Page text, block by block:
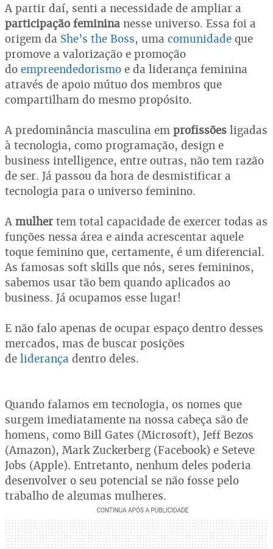
A partir daí, senti a necessidade de ampliar a
participação feminina nesse universo. Essa foi a
origem da She’s the Boss, uma comunidade que
promove a valorização e promoção
do empreendedorismo e da liderança feminina
através de apoio mútuo dos membros que
compartilham do mesmo propósito.
A predominância masculina em profissões ligadas
à tecnologia, como programação, design e
business intelligence, entre outras, não tem razão
de ser. Já passou da hora de desmistificar a
tecnologia para o universo feminino.
A mulher tem total capacidade de exercer todas as
funções nessa área e ainda acrescentar aquele
toque feminino que, certamente, é um diferencial.
As famosas soft skills que nós, seres femininos,
sabemos usar tão bem quando aplicados ao
business. Já ocupamos esse lugar!
E não falo apenas de ocupar espaço dentro desses
mercados, mas de buscar posições
de liderança dentro deles.
Quando falamos em tecnologia, os nomes que
surgem imediatamente na nossa cabeça são de
homens, como Bill Gates (Microsoft), Jeff Bezos
(Amazon), Mark Zuckerberg (Facebook) e Seteve
Jobs (Apple). Entretanto, nenhum deles poderia
desenvolver o seu potencial se não fosse pelo
trabalho de algumas mulheres.